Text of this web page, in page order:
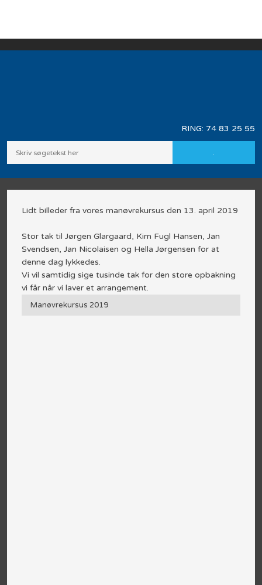
RING: ​ 74 83 25 55
Lidt billeder fra vores manøvrekursus den 13. april 2019
Stor tak til Jørgen Glargaard, Kim Fugl Hansen, Jan
Svendsen, Jan Nicolaisen og Hella Jørgensen for at
denne dag lykkedes.
Vi vil samtidig sige tusinde tak for den store opbakning
vi får når vi laver et arrangement.​
Manøvrekursus 2019